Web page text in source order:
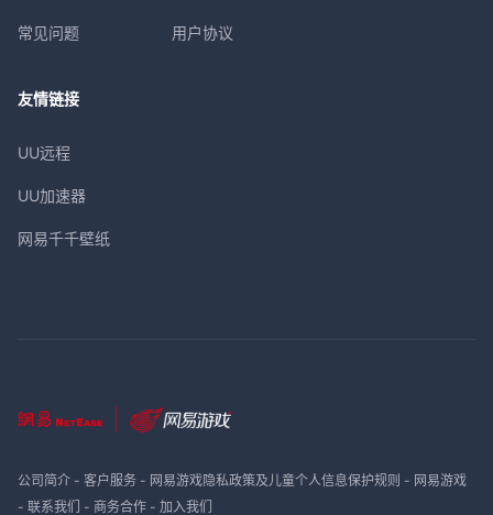
常见问题 用户协议
友情链接
UU远程
UU加速器
网易千千壁纸
公司简介- 客户服务- 网易游戏隐私政策及儿童个人信息保护规则 - 网易游戏
- 联系我们 - 商务合作- 加入我们